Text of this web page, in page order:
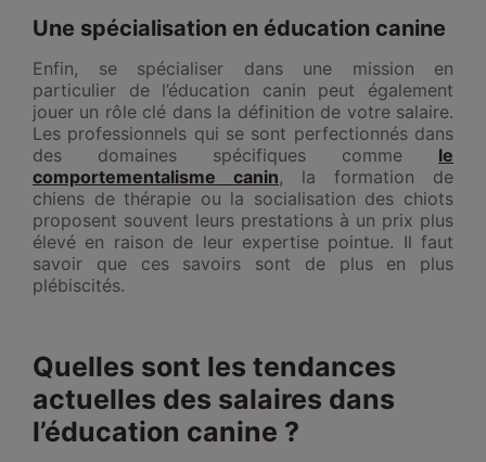
Une spécialisation en éducation canine
Enfin, se spécialiser dans une mission en
particulier de l’éducation canin peut également
jouer un rôle clé dans la définition de votre salaire.
Les professionnels qui se sont perfectionnés dans
des domaines spécifiques comme le
comportementalisme canin, la formation de
chiens de thérapie ou la socialisation des chiots
proposent souvent leurs prestations à un prix plus
élevé en raison de leur expertise pointue. Il faut
savoir que ces savoirs sont de plus en plus
plébiscités.
Quelles sont les tendances
actuelles des salaires dans
l’éducation canine ?